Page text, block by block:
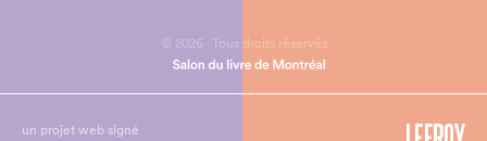
© 2026 - Tous droits réservés
un projet web signé